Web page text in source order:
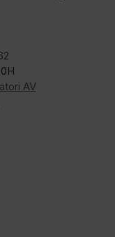
AV